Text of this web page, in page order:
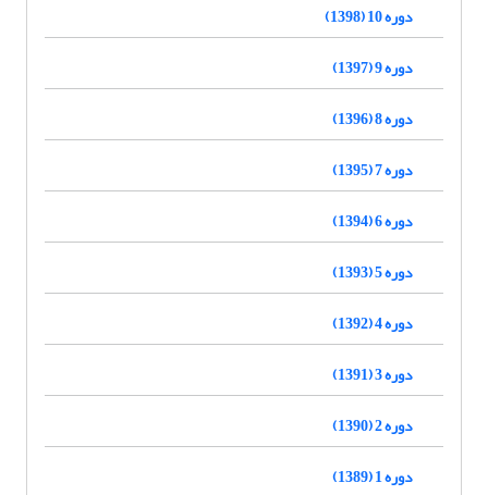
دوره 10 (1398)
دوره 9 (1397)
دوره 8 (1396)
دوره 7 (1395)
دوره 6 (1394)
دوره 5 (1393)
دوره 4 (1392)
دوره 3 (1391)
دوره 2 (1390)
دوره 1 (1389)